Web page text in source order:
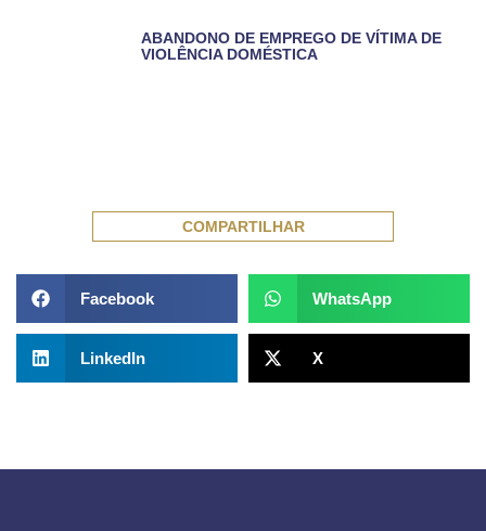
ABANDONO DE EMPREGO DE VÍTIMA DE
VIOLÊNCIA DOMÉSTICA
COMPARTILHAR
Facebook WhatsApp
LinkedIn X